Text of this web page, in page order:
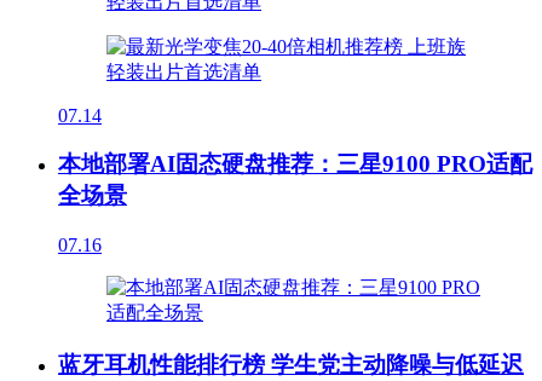
07.14
本地部署AI固态硬盘推荐：三星9100 PRO适配
全场景
07.16
蓝牙耳机性能排行榜 学生党主动降噪与低延迟